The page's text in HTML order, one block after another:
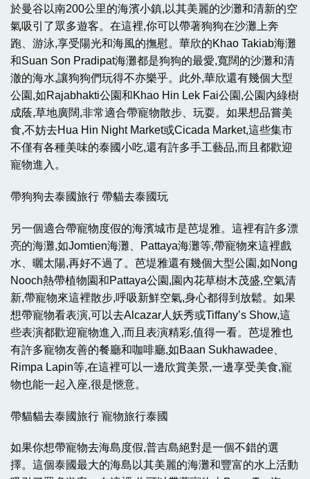
於曼谷以南200公里的海濱小鎮,以其美麗的沙灘和清新的空
氣吸引了眾多遊客。在這裡,你可以帶著狗狗在沙灘上奔
跑、游泳,享受陽光和海風的撫慰。華欣的Khao Takiab海灘
和Suan Son Pradipat海灘都是狗狗的最愛,寬闊的沙灘和清
澈的海水,讓狗狗們玩得不亦樂乎。此外,華欣還有幾個大型
公園,如Rajabhakti公園和Khao Hin Lek Fai公園,公園內綠樹
成蔭,草地廣闊,非常適合帶寵物散步、玩耍。如果想品嘗美
食,不妨去Hua Hin Night Market或Cicada Market,這些集市
不僅有各種美味的泰國小吃,還有許多手工藝品,而且都歡迎
寵物進入。
帶狗狗去泰國旅行 帶貓去泰國玩
另一個適合帶寵物度假的海濱城市是芭堤雅。這裡有許多漂
亮的海灘,如Jomtien海灘、Pattaya海灘等,帶寵物來這裡戲
水、曬太陽,再好不過了。芭堤雅還有幾個大型公園,如Nong
Nooch熱帶植物園和Pattaya公園,園內花草樹木茂盛,空氣清
新,帶寵物來這裡散步,呼吸新鮮空氣,身心都得到放鬆。如果
想帶寵物看表演,可以去Alcazar人妖秀或Tiffany’s Show,這
些表演都歡迎寵物進入,而且表演精彩,值得一看。芭堤雅也
有許多寵物友善的餐廳和咖啡廳,如Baan Sukhawadee、
Rimpa Lapin等,在這裡可以一邊欣賞美景,一邊享受美食,寵
物也能一起入座,很是愜意。
帶貓貓去泰國旅行 寵物旅行泰國
如果你想帶寵物去海島度假,普吉島絕對是一個不錯的選
擇。這個泰國最大的海島以其美麗的海灘和豐富的水上活動